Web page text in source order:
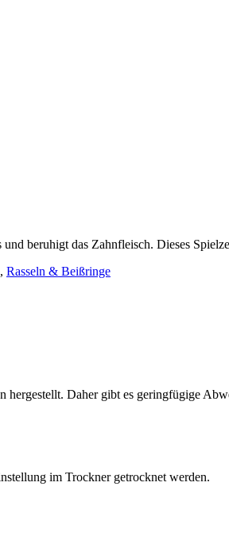
beruhigt das Zahnfleisch. Dieses
, Rasseln & Beißringe
Daher gibt es geringfügige
im Trockner getrocknet werden.